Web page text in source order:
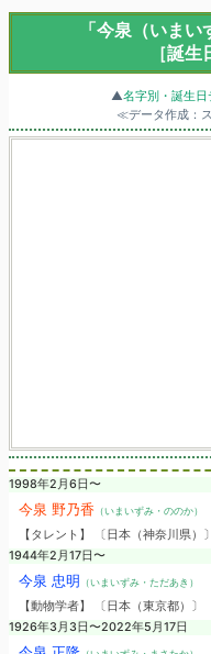
「今泉（いま
［誕
▲名字別・誕生日
≪データ作成：
1998年2月6日〜
今泉 野乃香 （いまいずみ・ののか）
【タレント】 〔日本（神奈川県）〕
1944年2月17日〜
今泉 忠明 （いまいずみ・ただあき）
【動物学者】 〔日本（東京都）〕
1926年3月3日〜2022年5月17日